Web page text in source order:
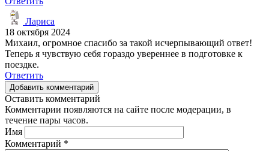
Лариса
18 октября 2024
Михаил, огромное спасибо за такой исчерпывающий ответ!
Теперь я чувствую себя гораздо увереннее в подготовке к
поездке.
Ответить
Добавить комментарий
Оставить комментарий
Комментарии появляются на сайте после модерации, в
течение пары часов.
Имя
Комментарий *